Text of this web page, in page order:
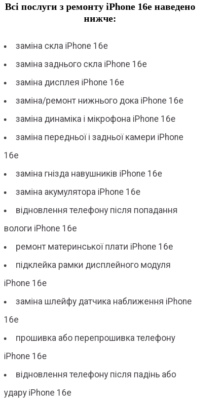
Всі послуги з ремонту iPhone 16e наведено
нижче:
заміна скла iPhone 16e
заміна заднього скла iPhone 16e
заміна дисплея iPhone 16e
заміна/ремонт нижнього дока iPhone 16e
заміна динаміка і мікрофона iPhone 16e
заміна передньої і задньої камери iPhone
16e
заміна гнізда навушників iPhone 16e
заміна акумулятора iPhone 16e
відновлення телефону після попадання
вологи iPhone 16e
ремонт материнської плати iPhone 16e
підклейка рамки дисплейного модуля
iPhone 16e
заміна шлейфу датчика наближення iPhone
16e
прошивка або перепрошивка телефону
iPhone 16e
відновлення телефону після падінь або
удару iPhone 16e